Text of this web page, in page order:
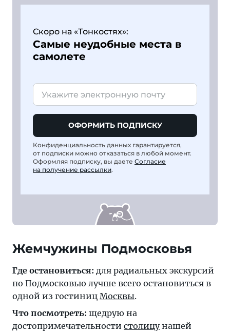
Скоро на «Тонкостях»:
Самые неудобные места в
самолете
ОФОРМИТЬ ПОДПИСКУ
Конфиденциальность данных гарантируется,
от подписки можно отказаться в любой момент.
Оформляя подписку, вы даете Согласие
на получение рассылки.
Жемчужины Подмосковья
Где остановиться: для радиальных экскурсий
по Подмосковью лучше всего остановиться в
одной из гостиниц Москвы.
Что посмотреть: щедрую на
достопримечательности столицунашей